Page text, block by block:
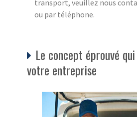
transport, veuillez nous
ou par téléphone.
Le concept éprouvé
votre entreprise